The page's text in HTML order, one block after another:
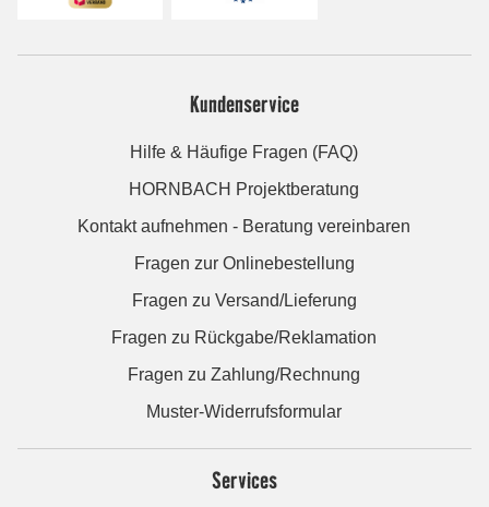
Kundenservice
Hilfe & Häufige Fragen (FAQ)
HORNBACH Projektberatung
Kontakt aufnehmen - Beratung vereinbaren
Fragen zur Onlinebestellung
Fragen zu Versand/Lieferung
Fragen zu Rückgabe/Reklamation
Fragen zu Zahlung/Rechnung
Muster-Widerrufsformular
Services